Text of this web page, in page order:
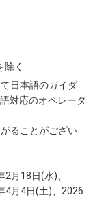
く
日本語のガイダ
対応のオペレータ
ることがござい
月18日(水)、
4月4日(土)、2026